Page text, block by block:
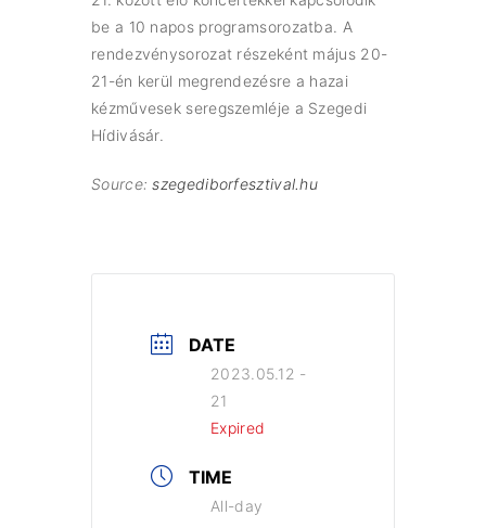
be a 10 napos programsorozatba. A
rendezvénysorozat részeként május 20-
21-én kerül megrendezésre a hazai
kézművesek seregszemléje a Szegedi
Hídivásár.
Source:szegediborfesztival.hu
DATE
2023.05.12 -
21
Expired
TIME
All-day